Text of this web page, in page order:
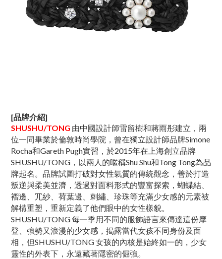
[品牌介紹]
SHUSHU/TONG 由中國設計師雷留樹和蔣雨彤建立，兩
位一同畢業於倫敦時尚學院，曾在獨立設計師品牌Simone
Rocha和Gareth Pugh實習，於2015年在上海創立品牌
SHUSHU/TONG，以兩人的暱稱Shu Shu和Tong Tong為品
牌起名。品牌試圖打破對⼥性氣質的傳統觀念，善於打造
叛逆與柔美並濟，透過對⾯料形式的豐富探索，蝴蝶結、
褶邊、⺴紗、荷葉邊、刺繡、珍珠等充滿少⼥感的元素被
解構重塑，重新定義了他們眼中的女性樣貌。
SHUSHU/TONG 每⼀季⽤不同的服飾語⾔來傳達這份摩
登、強勢⼜浪漫的少⼥感，揭露當代女孩不同身份及面
相，但SHUSHU/TONG ⼥孩的內核是始終如一的，少⼥
靈性的外表下，永遠藏著隱密的倔強。